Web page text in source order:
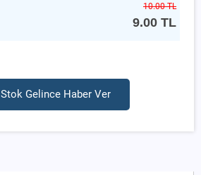
10.00 TL
9.00 TL
Stok Gelince Haber Ver